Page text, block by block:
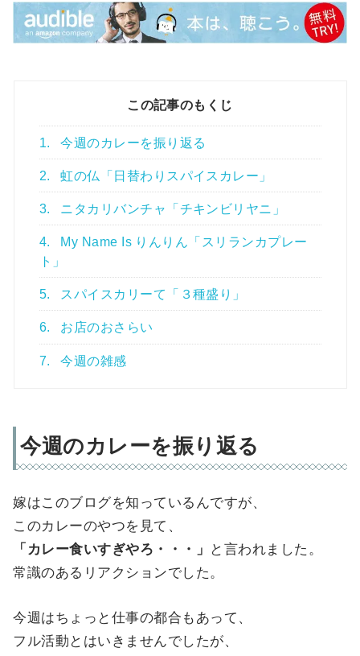
この記事のもくじ
1. 今週のカレーを振り返る
2. 虹の仏「日替わりスパイスカレー」
3. ニタカリバンチャ「チキンビリヤニ」
4.
My Name Is りんりん「スリランカプレー
ト」
5. スパイスカリーて「３種盛り」
6. お店のおさらい
7. 今週の雑感
今週のカレーを振り返る
嫁はこのブログを知っているんですが、
このカレーのやつを見て、
「カレー食いすぎやろ・・・」
と言われました。
常識のあるリアクションでした。
今週はちょっと仕事の都合もあって、
フル活動とはいきませんでしたが、